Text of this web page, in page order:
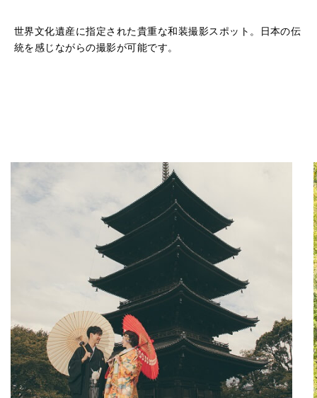
世界文化遺産に指定された貴重な和装撮影スポット。日本の伝
統を感じながらの撮影が可能です。